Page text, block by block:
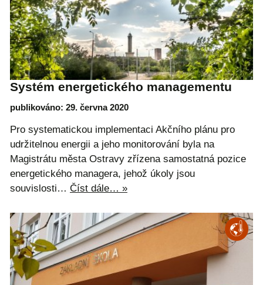
Systém energetického managementu
publikováno: 29. června 2020
Pro systematickou implementaci Akčního plánu pro
udržitelnou energii a jeho monitorování byla na
Magistrátu města Ostravy zřízena samostatná pozice
energetického managera, jehož úkoly jsou
souvislosti… Číst dále… »